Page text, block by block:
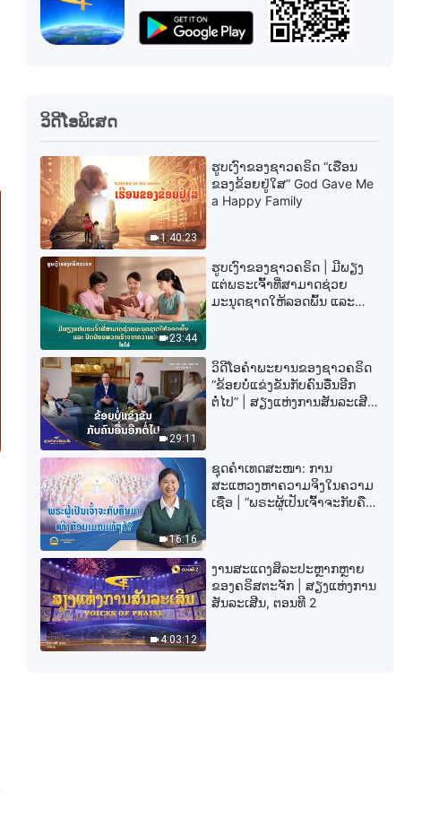
ພຣະທຳປະຈຳວັນຂອງພຣະເຈົ້າ: ການ
ເປີດໂປງຄວາມເສື່ອມຊາມຂອງ
7:58
9:06
ພຣະທຳປະຈຳວັນຂອງພຣະເຈົ້າ: ການ
ເປີດໂປງຄວາມເສື່ອມຊາມຂອງ
ມະນຸດຊາດ | ຄັດຕອນ 320
7:21
ພຣະທຳປະຈຳວັນຂອງພຣະເຈົ້າ: ການ
ເປີດໂປງຄວາມເສື່ອມຊາມຂອງ
ມະນຸດຊາດ | ຄັດຕອນ 321
10:55
ພຣະທຳປະຈຳວັນຂອງພຣະເຈົ້າ: ການ
ເປີດໂປງຄວາມເສື່ອມຊາມຂອງ
ມະນຸດຊາດ | ຄັດຕອນ 323
8:17
ພຣະທຳປະຈຳວັນຂອງພຣະເຈົ້າ: ການ
ເປີດໂປງຄວາມເສື່ອມຊາມຂອງ
ມະນຸດຊາດ | ຄັດຕອນ 324
6:36
ພຣະທຳປະຈຳວັນຂອງພຣະເຈົ້າ: ການ
ເປີດໂປງຄວາມເສື່ອມຊາມຂອງ
ມະນຸດຊາດ | ຄັດຕອນ 325
ວິດີໂອພິເສດ
1:40:23
ຮູບເງົາຂອງຊາວຄຣິດ “ເຮືອນ
ຂອງຂ້ອຍຢູ່ໃສ” God Gave Me
a Happy Family
23:44
ຮູບເງົາຂອງຊາວຄຣິດ | ມີພຽງ
ແຕ່ພຣະເຈົ້າທີ່ສາມາດຊ່ວຍ
ມະນຸດຊາດໃຫ້ລອດພົ້ນ ແລະ
29:11
ວິດີໂອຄຳພະຍານຂອງຊາວຄຣິດ
“ຂ້ອຍບໍ່ແຂ່ງຂັນກັບຄົນອື່ນອີກ
ຕໍ່ໄປ” | ສຽງແຫ່ງການສັນລະເສີນ
16:16
ຊຸດຄຳເທດສະໜາ: ການ
ສະແຫວງຫາຄວາມຈິງໃນຄວາມ
ເຊື່ອ | “ພຣະຜູ້ເປັນເຈົ້າຈະກັບຄືນ
4:03:12
ງານສະແດງສິລະປະຫຼາກຫຼາຍ
ຂອງຄຣິສຕະຈັກ | ສຽງແຫ່ງການ
ສັນລະເສີນ, ຕອນທີ 2